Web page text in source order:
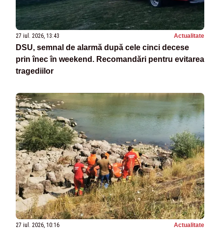
27 iul. 2026, 13:43 Actualitate
DSU, semnal de alarmă după cele cinci decese
prin înec în weekend. Recomandări pentru evitarea
tragediilor
27 iul. 2026, 10:16 Actualitate